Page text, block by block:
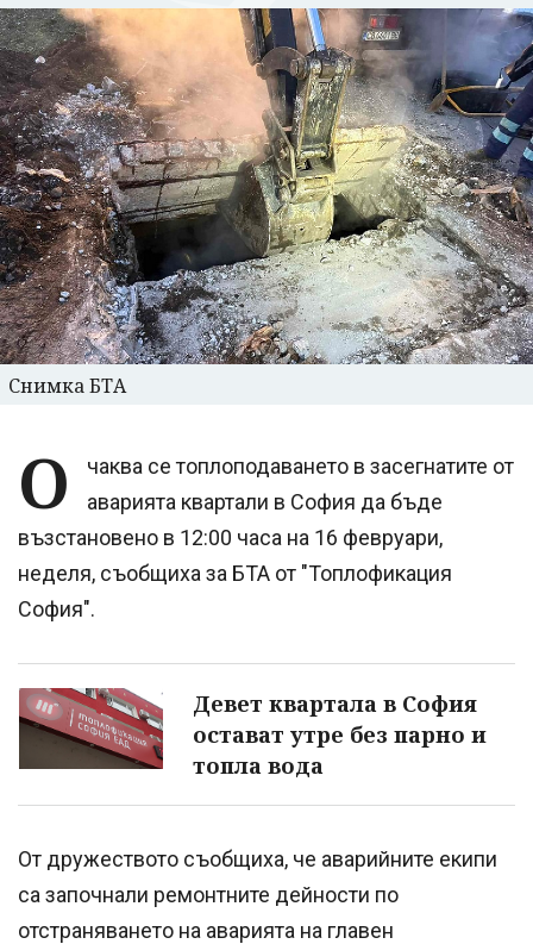
Снимка БТА
О
чаква се топлоподаването в засегнатите от
аварията квартали в София да бъде
възстановено в 12:00 часа на 16 февруари,
неделя, съобщиха за БТА от "Топлофикация
София".
Девет квартала в София
остават утре без парно и
топла вода
От дружеството съобщиха, че аварийните екипи
са започнали ремонтните дейности по
отстраняването на аварията на главен